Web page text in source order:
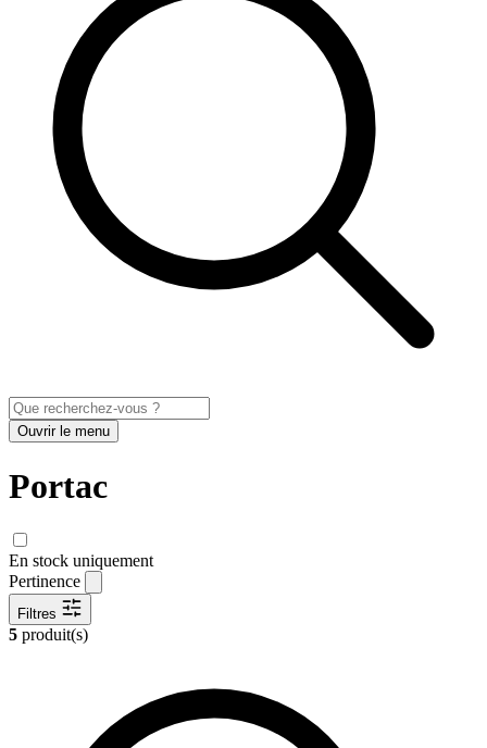
Ouvrir le menu
Portac
En stock uniquement
Pertinence
Filtres
5 produit(s)